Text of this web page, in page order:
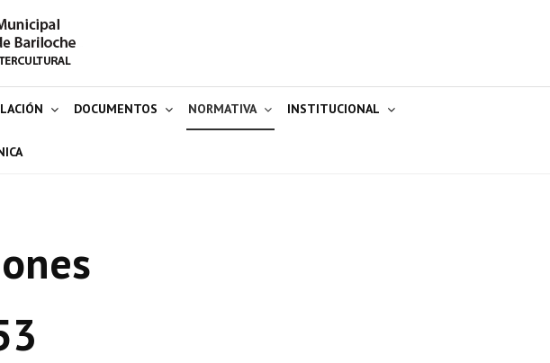
DOCUMENTOS NORMATIVA INSTITUCIONAL